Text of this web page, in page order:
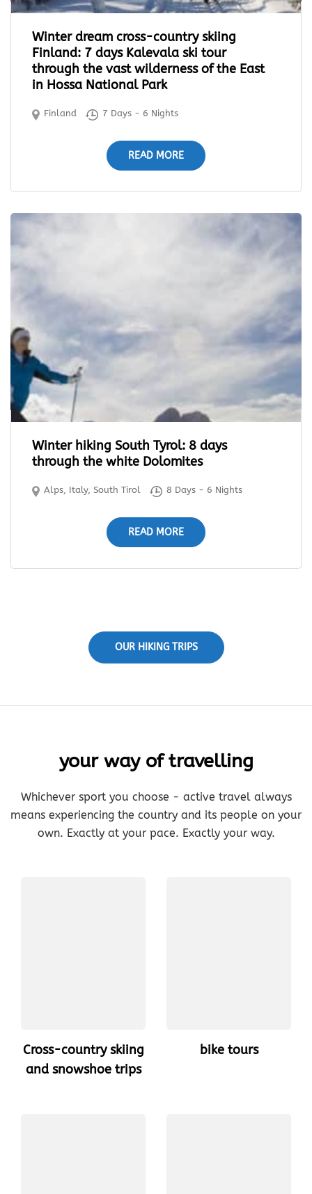
Winter dream cross-country skiing
Finland: 7 days Kalevala ski tour
through the vast wilderness of the East
in Hossa National Park
Finland 7 Days - 6 Nights
READ MORE
Winter hiking South Tyrol: 8 days
through the white Dolomites
Alps, Italy,South Tirol 8 Days - 6 Nights
READ MORE
OUR HIKING TRIPS
your way of travelling
Whichever sport you choose - active travel always
means experiencing the country and its people on your
own. Exactly at your pace. Exactly your way.
Cross-country skiing
and snowshoe trips
bike tours